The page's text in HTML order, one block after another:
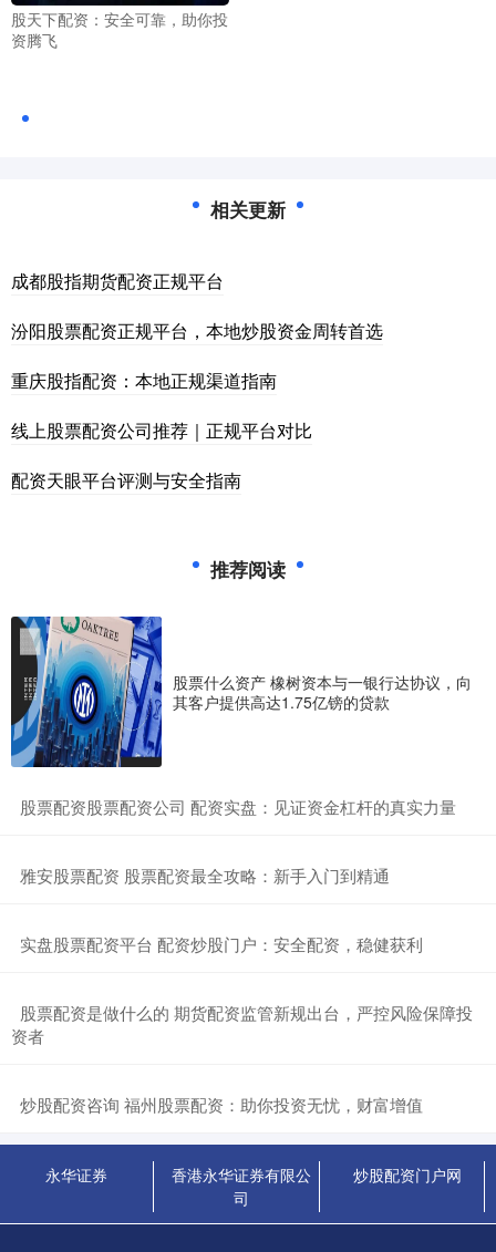
股天下配资：安全可靠，助你投
资腾飞
相关更新
成都股指期货配资正规平台
汾阳股票配资正规平台，本地炒股资金周转首选
重庆股指配资：本地正规渠道指南
线上股票配资公司推荐｜正规平台对比
配资天眼平台评测与安全指南
推荐阅读
股票什么资产 橡树资本与一银行达协议，向
其客户提供高达1.75亿镑的贷款
​股票配资股票配资公司 配资实盘：见证资金杠杆的真实力量
​雅安股票配资 股票配资最全攻略：新手入门到精通
​实盘股票配资平台 配资炒股门户：安全配资，稳健获利
​股票配资是做什么的 期货配资监管新规出台，严控风险保障投
资者
​炒股配资咨询 福州股票配资：助你投资无忧，财富增值
永华证券
香港永华证券有限公
司
炒股配资门户网